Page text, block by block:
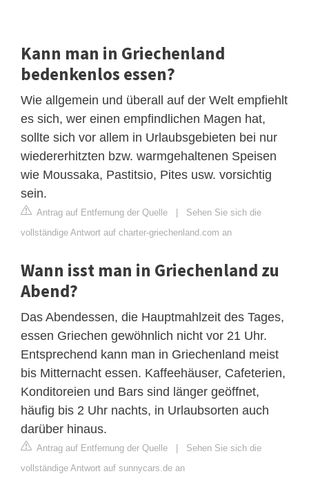
Kann man in Griechenland
bedenkenlos essen?
Wie allgemein und überall auf der Welt empfiehlt
es sich, wer einen empfindlichen Magen hat,
sollte sich vor allem in Urlaubsgebieten bei nur
wiedererhitzten bzw. warmgehaltenen Speisen
wie Moussaka, Pastitsio, Pites usw. vorsichtig
sein.
Antrag auf Entfernung der Quelle
Sehen Sie sich die
vollständige Antwort auf charter-griechenland.com an
Wann isst man in Griechenland zu
Abend?
Das Abendessen, die Hauptmahlzeit des Tages,
essen Griechen gewöhnlich nicht vor 21 Uhr.
Entsprechend kann man in Griechenland meist
bis Mitternacht essen. Kaffeehäuser, Cafeterien,
Konditoreien und Bars sind länger geöffnet,
häufig bis 2 Uhr nachts, in Urlaubsorten auch
darüber hinaus.
Antrag auf Entfernung der Quelle
Sehen Sie sich die
vollständige Antwort auf sunnycars.de an